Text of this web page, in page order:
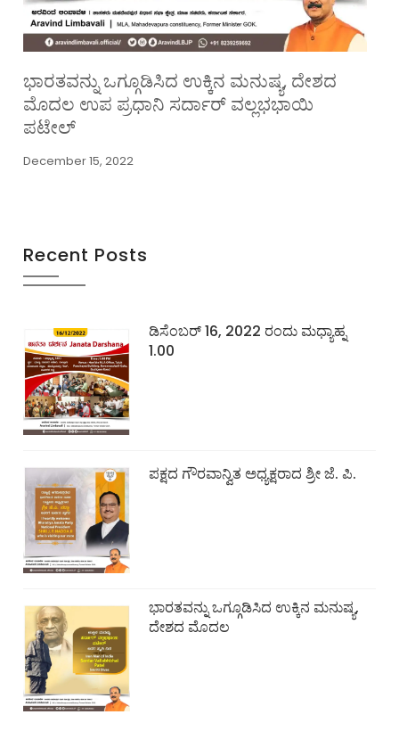
ಭಾರತವನ್ನು ಒಗ್ಗೂಡಿಸಿದ ಉಕ್ಕಿನ ಮನುಷ್ಯ, ದೇಶದ
ಮೊದಲ ಉಪ ಪ್ರಧಾನಿ ಸರ್ದಾರ್ ವಲ್ಲಭಭಾಯಿ
ಪಟೇಲ್
December 15, 2022
Recent Posts
ಡಿಸೆಂಬರ್ 16, 2022 ರಂದು ಮಧ್ಯಾಹ್ನ
1.00
ಪಕ್ಷದ ಗೌರವಾನ್ವಿತ ಅಧ್ಯಕ್ಷರಾದ ಶ್ರೀ ಜೆ. ಪಿ.
ಭಾರತವನ್ನು ಒಗ್ಗೂಡಿಸಿದ ಉಕ್ಕಿನ ಮನುಷ್ಯ,
ದೇಶದ ಮೊದಲ